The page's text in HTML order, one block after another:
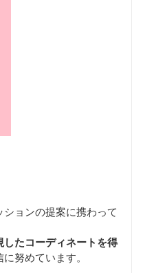
ョンの提案に携わって
たコーディネートを得
努めています。